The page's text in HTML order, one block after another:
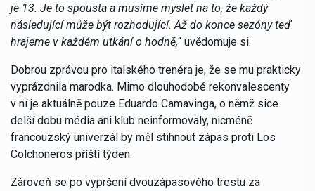
je 13. Je to spousta a musíme myslet na to, že každý
následující může být rozhodující. Až do konce sezóny teď
hrajeme v každém utkání o hodně,“ uvědomuje si.
Dobrou zprávou pro italského trenéra je, že se mu prakticky
vyprázdnila marodka. Mimo dlouhodobé rekonvalescenty
v ní je aktuálně pouze Eduardo Camavinga, o němž sice
delší dobu média ani klub neinformovaly, nicméně
francouzský univerzál by měl stihnout zápas proti Los
Colchoneros příští týden.
Zároveň se po vypršení dvouzápasového trestu za